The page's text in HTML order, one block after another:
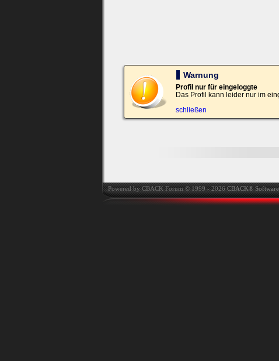
Bei jedem Besuch
automatisch einloggen.
Warnung
Profil nur für eingeloggte
Das Profil kann leider nur im
schließen
Powered by CBACK Forum © 1999 - 2026CBACK® Software